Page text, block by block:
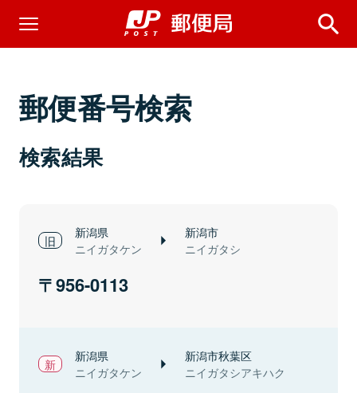
郵便番号検索
検索結果
新潟県
ニイガタケン
新潟市
ニイガタシ
956-0113
新潟県
ニイガタケン
新潟市秋葉区
ニイガタシアキハク